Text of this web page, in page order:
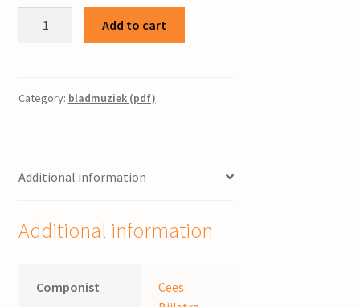
Bijlstra
Add to cart
Category: bladmuziek (pdf)
Additional information
Additional information
Componist
Cees